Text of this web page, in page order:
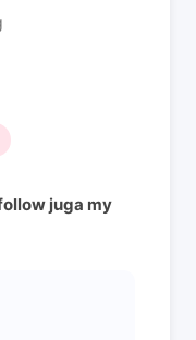
juga my